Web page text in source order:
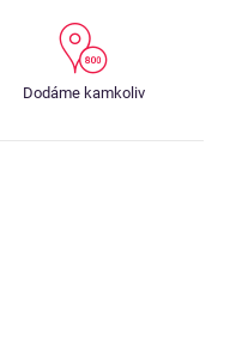
Dodáme kamkoliv